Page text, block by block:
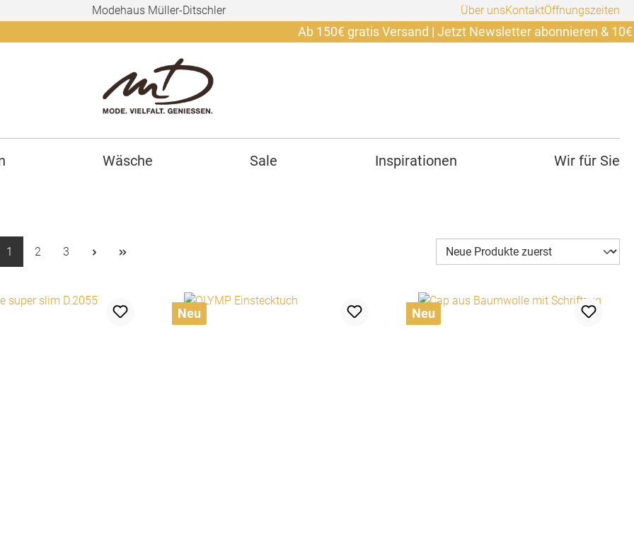
Modehaus Müller-Ditschler Über unsKontaktÖffnungszeiten
Ab 150€ gratis Versand | Jetzt Newsletter abonnieren & 10€
Wäsche Sale Inspirationen Wir für Sie
Seite
1 Seite
2 Seite
3
Neu Neu